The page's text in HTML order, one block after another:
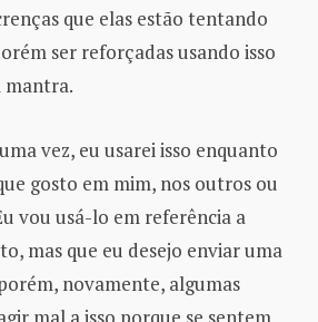
que elas estão tentando
ser reforçadas usando isso
mantra.
vez, eu usarei isso enquanto
gosto em mim, nos outros ou
vou usá-lo em referência a
mas que eu desejo enviar uma
novamente, algumas